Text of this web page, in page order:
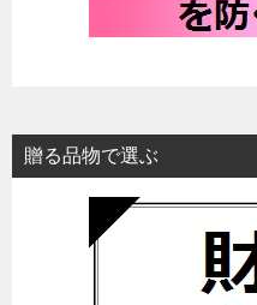
贈る品物で選ぶ